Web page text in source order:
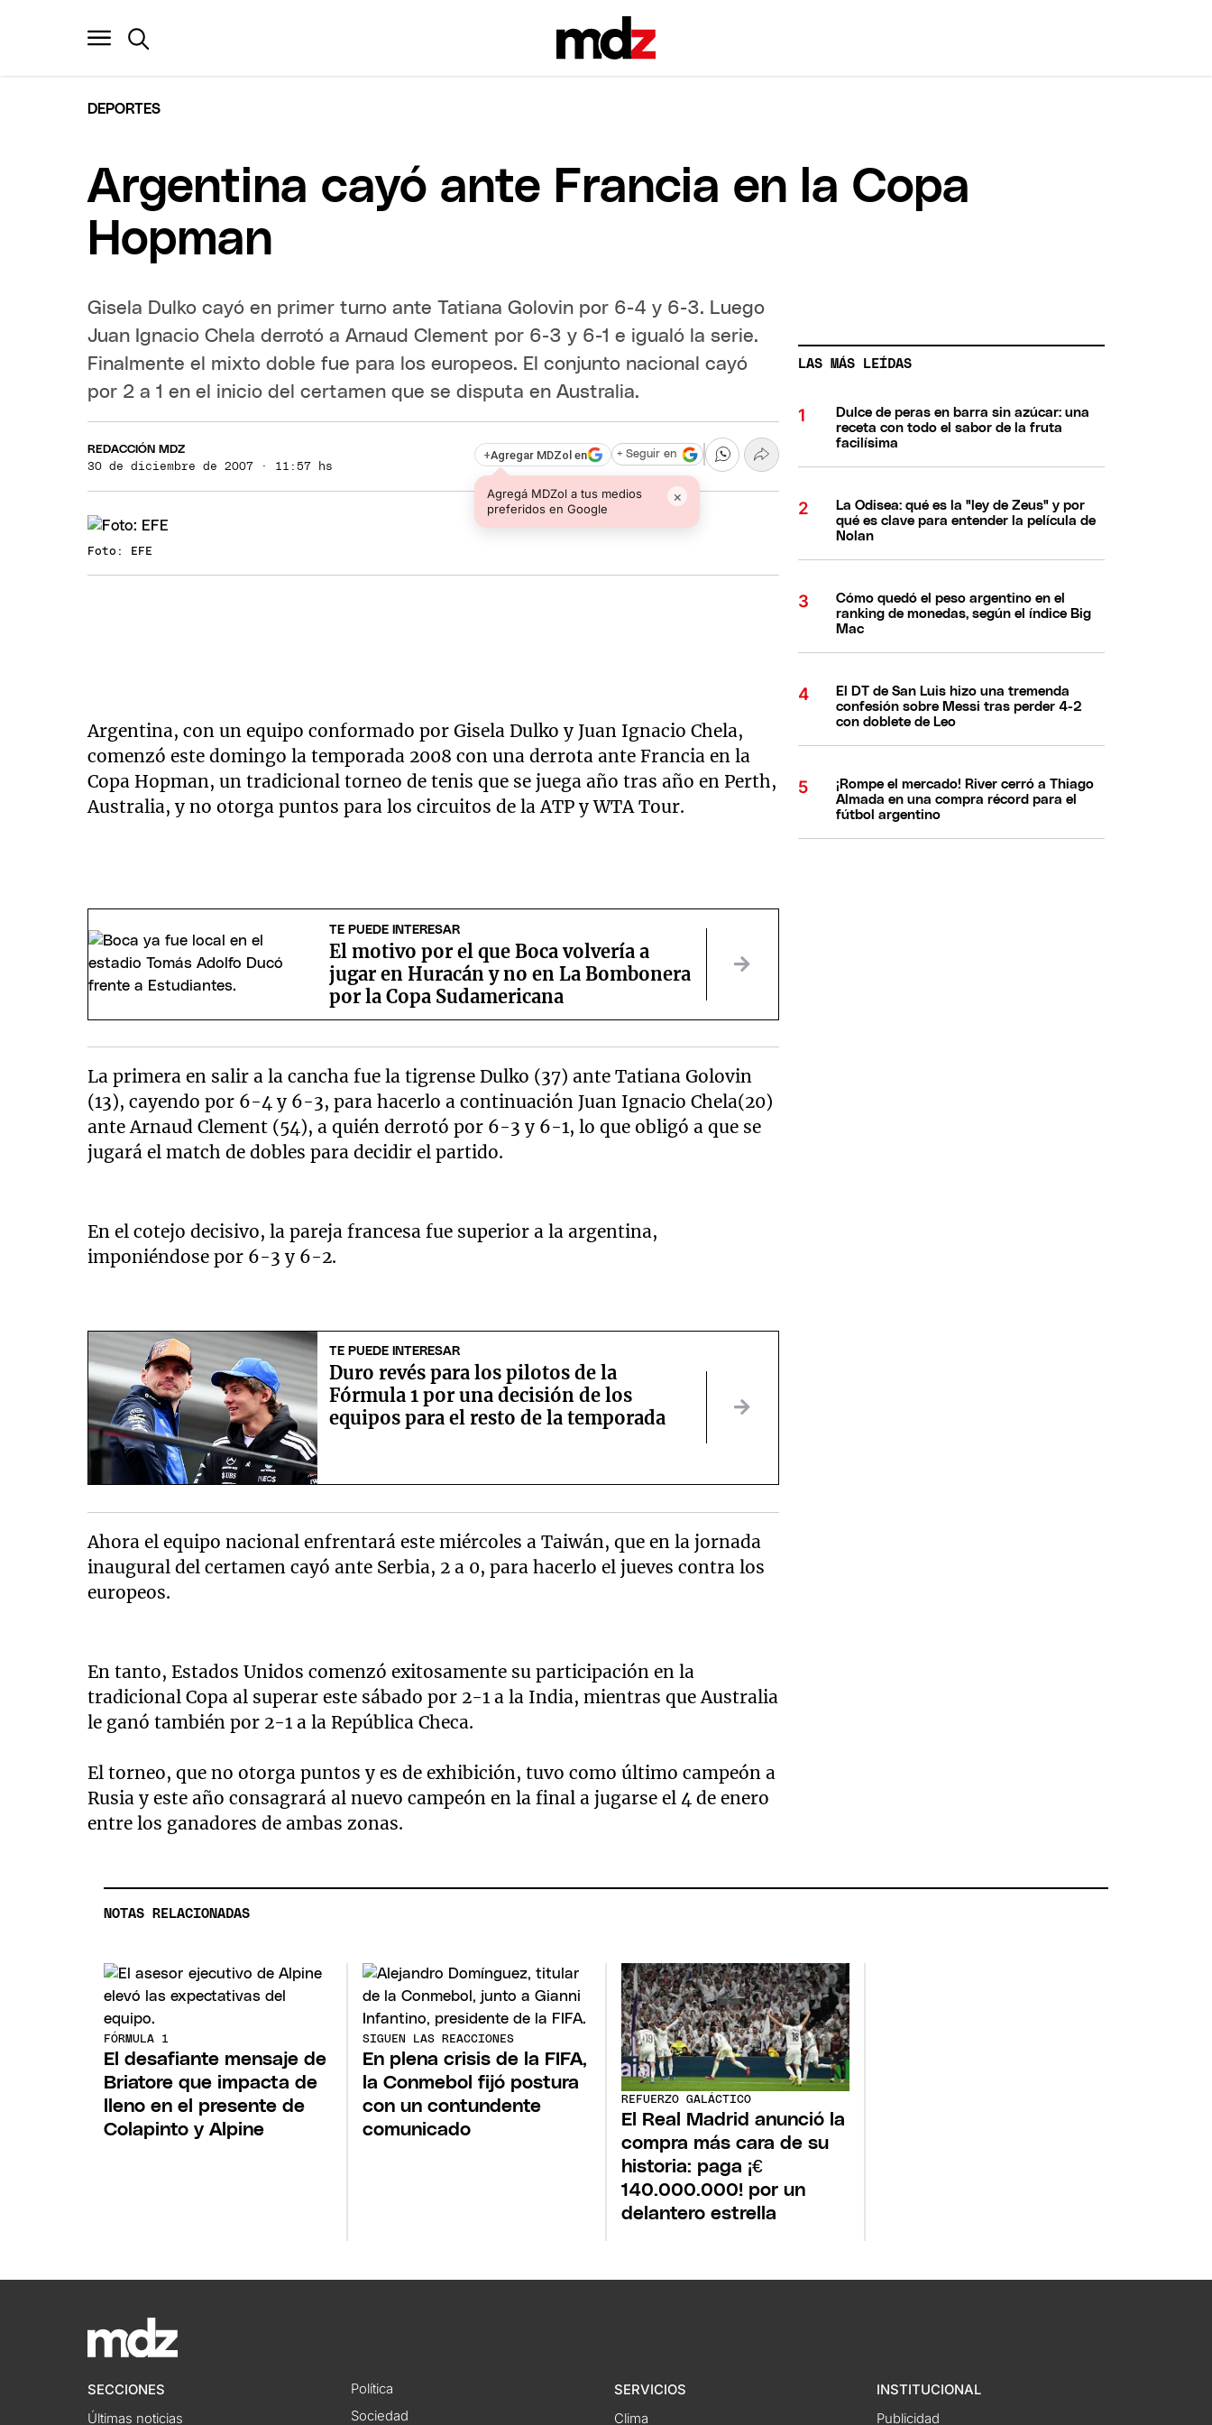
DEPORTES
Argentina cayó ante Francia en la Copa
Hopman
Gisela Dulko cayó en primer turno ante Tatiana Golovin por 6-4 y 6-3. Luego
Juan Ignacio Chela derrotó a Arnaud Clement por 6-3 y 6-1 e igualó la serie.
Finalmente el mixto doble fue para los europeos. El conjunto nacional cayó
por 2 a 1 en el inicio del certamen que se disputa en Australia.
REDACCIÓN MDZ
30 de diciembre de 2007 · 11:57 hs
+Agregar MDZol en
Agregá MDZol a tus medios
preferidos en Google
×
+ Seguir en
Foto: EFE
Argentina, con un equipo conformado por Gisela Dulko y Juan Ignacio Chela,
comenzó este domingo la temporada 2008 con una derrota ante Francia en la
Copa Hopman, un tradicional torneo de tenis que se juega año tras año en Perth,
Australia, y no otorga puntos para los circuitos de la ATP y WTA Tour.
TE PUEDE INTERESAR
El motivo por el que Boca volvería a
jugar en Huracán y no en La Bombonera
por la Copa Sudamericana
La primera en salir a la cancha fue la tigrense Dulko (37) ante Tatiana Golovin
(13), cayendo por 6-4 y 6-3, para hacerlo a continuación Juan Ignacio Chela(20)
ante Arnaud Clement (54), a quién derrotó por 6-3 y 6-1, lo que obligó a que se
jugará el match de dobles para decidir el partido.
En el cotejo decisivo, la pareja francesa fue superior a la argentina,
imponiéndose por 6-3 y 6-2.
TE PUEDE INTERESAR
Duro revés para los pilotos de la
Fórmula 1 por una decisión de los
equipos para el resto de la temporada
Ahora el equipo nacional enfrentará este miércoles a Taiwán, que en la jornada
inaugural del certamen cayó ante Serbia, 2 a 0, para hacerlo el jueves contra los
europeos.
En tanto, Estados Unidos comenzó exitosamente su participación en la
tradicional Copa al superar este sábado por 2-1 a la India, mientras que Australia
le ganó también por 2-1 a la República Checa.
El torneo, que no otorga puntos y es de exhibición, tuvo como último campeón a
Rusia y este año consagrará al nuevo campeón en la final a jugarse el 4 de enero
entre los ganadores de ambas zonas.
LAS MÁS LEÍDAS
Dulce de peras en barra sin azúcar: una
receta con todo el sabor de la fruta
facilísima
La Odisea: qué es la "ley de Zeus" y por
qué es clave para entender la película de
Nolan
Cómo quedó el peso argentino en el
ranking de monedas, según el índice Big
Mac
El DT de San Luis hizo una tremenda
confesión sobre Messi tras perder 4-2
con doblete de Leo
¡Rompe el mercado! River cerró a Thiago
Almada en una compra récord para el
fútbol argentino
NOTAS RELACIONADAS
FÓRMULA 1
El desafiante mensaje de
Briatore que impacta de
lleno en el presente de
Colapinto y Alpine
SIGUEN LAS REACCIONES
En plena crisis de la FIFA,
la Conmebol fijó postura
con un contundente
comunicado
REFUERZO GALÁCTICO
El Real Madrid anunció la
compra más cara de su
historia: paga ¡€
140.000.000! por un
delantero estrella
SECCIONES
Últimas noticias
Política
Sociedad
SERVICIOS
Clima
INSTITUCIONAL
Publicidad